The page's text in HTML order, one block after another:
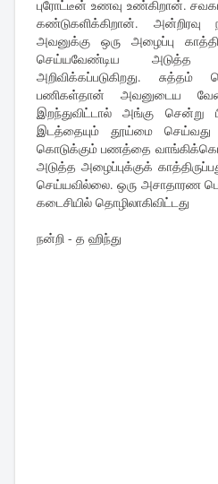
புரோட்டீன் உணவு உண்கிறான்.
கண்டுகளிக்கிறான்.
அவனுக்கு ஒரு அழைப்பு
செய்யவேண்டிய அடுத்த
அறிவிக்கப்படுகிறது.
பணிகள்தான் அவனுடைய
இறந்துவிட்டால் அங்கு
இடத்தையும் தூய்மை
கொடுக்கும் பணத்தை
அடுத்த அழைப்புக்குக்
செய்யவில்லை. ஒரு அசாதாரண
கடைசியில் தொழிலாகிவிட்டது
நன்றி - த ஹிந்து